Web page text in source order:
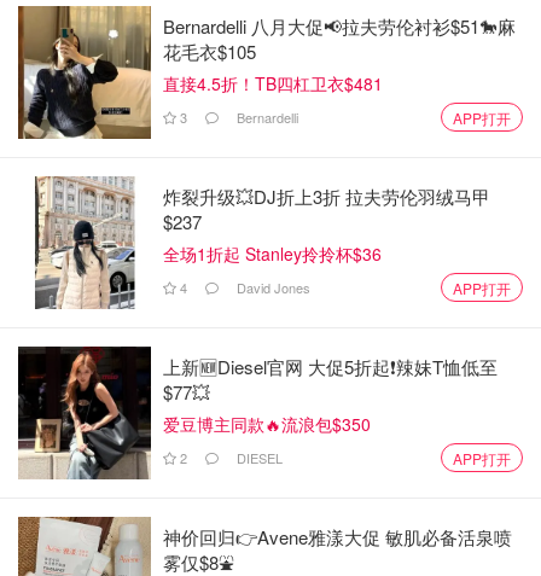
全球动荡，你的持仓还好吗？是选择抄底还是观望？评论区
聊聊你的看法！
添加快报小编微信
全网特价信息、澳洲资讯全面知
Bernardelli 八月大促📢拉夫劳伦衬衫$51🐎麻
花毛衣$105
直接4.5折！TB四杠卫衣$481
3 Bernardelli APP打开
炸裂升级💥DJ折上3折 拉夫劳伦羽绒马甲
$237
全场1折起 Stanley拎拎杯$36
4 David Jones APP打开
上新🆕Diesel官网 大促5折起❗️辣妹T恤低至
$77💥
爱豆博主同款🔥流浪包$350
2 DIESEL APP打开
神价回归👉Avene雅漾大促 敏肌必备活泉喷
雾仅$8⛲️